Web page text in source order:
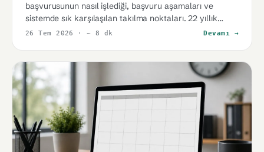
başvurusunun nasıl işlediği, başvuru aşamaları ve
sistemde sık karşılaşılan takılma noktaları. 22 yıllık
dosya deneyiminden notlar.
26 Tem 2026 · ~ 8 dk Devamı →